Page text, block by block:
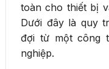
toàn cho thiết bị
Dưới đây là quy
đợi từ một công
nghiệp.